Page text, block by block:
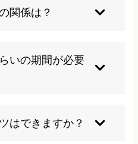
れらの姿勢はX脚を悪
関係は？
変形性膝関節症の発症
いの期間が必要
場合はより長期間の治
ります。
はできますか？